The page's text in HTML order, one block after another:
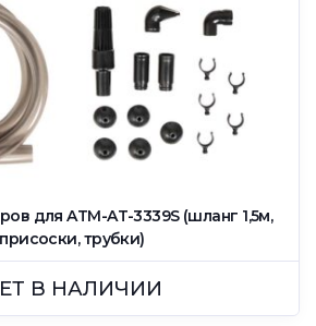
для ATM-AT-3339S (шланг 1,5м,
присоски, трубки)
В НАЛИЧИИ